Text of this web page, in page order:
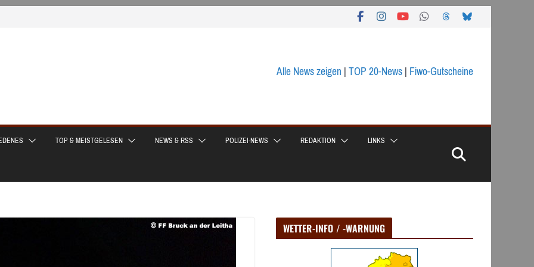
Alle News zeigen|TOP 20-News|Fiwo-Gutscheine
TOP & MEISTGELESEN NEWS & RSS POLIZEI-NEWS REDAKTION LINKS
WETTER-INFO / -WARNUNG